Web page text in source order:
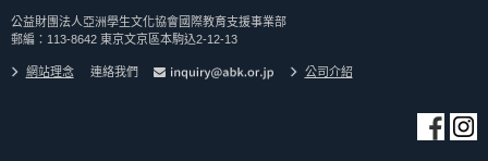
公益財團法人亞洲學生文化協會國際教育支援事業部
郵編：113-8642 東京文京區本駒込2-12-13
網站理念 連絡我們 公司介紹